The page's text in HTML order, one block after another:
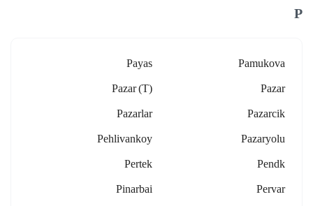
P
Pamukova
Payas
Pazar
Pazar (t)
Pazarcik
Pazarlar
Pazaryolu
Pehlivankoy
Pendk
Pertek
Pervar
Pinarbai